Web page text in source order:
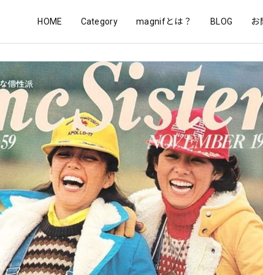
HOME Category magnifとは？ BLOG お